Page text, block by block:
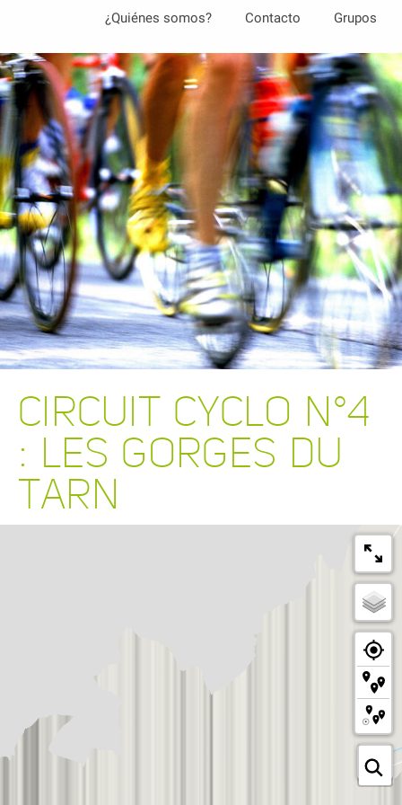
contenu
principal
¿Quiénes somos? Contacto Grupos
CIRCUIT CYCLO N°4
: LES GORGES DU
TARN